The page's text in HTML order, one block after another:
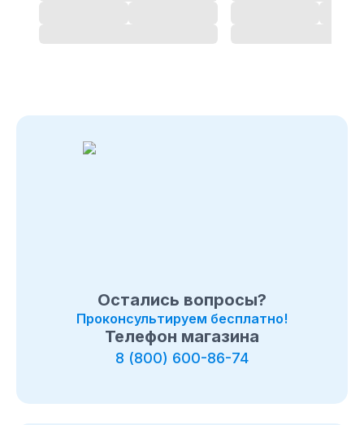
Остались вопросы?
Проконсультируем бесплатно!
Телефон магазина
8 (800) 600-86-74